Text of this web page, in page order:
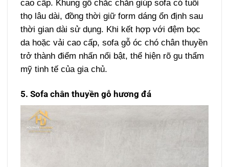
cao cấp. Khung gỗ chắc chắn giúp sofa có tuổi
thọ lâu dài, đồng thời giữ form dáng ổn định sau
thời gian dài sử dụng. Khi kết hợp với đệm bọc
da hoặc vải cao cấp, sofa gỗ óc chó chân thuyền
trở thành điểm nhấn nổi bật, thể hiện rõ gu thẩm
mỹ tinh tế của gia chủ.
5. Sofa chân thuyền gỗ hương đá